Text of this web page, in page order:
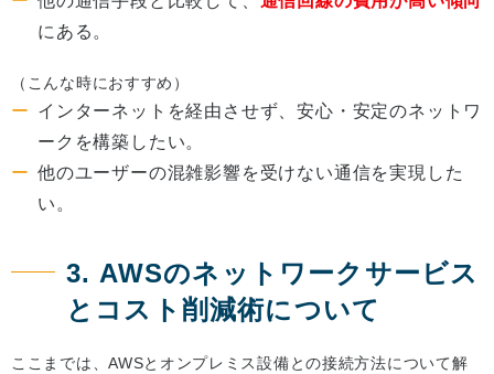
にある。
（こんな時におすすめ）
インターネットを経由させず、安心・安定のネットワ
ークを構築したい。
他のユーザーの混雑影響を受けない通信を実現した
い。
3. AWSのネットワークサービス
とコスト削減術について
ここまでは、AWSとオンプレミス設備との接続方法について解